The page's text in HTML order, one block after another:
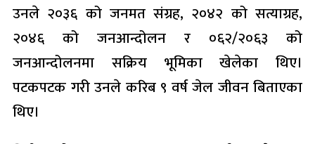
उनले २०३६ को जनमत संग्रह, २०४२ को सत्याग्रह,
२०४६ को जनआन्दोलन र ०६२/२०६३ को
जनआन्दोलनमा सक्रिय भूमिका खेलेका थिए।
पटकपटक गरी उनले करिब ९ वर्ष जेल जीवन बिताएका
थिए।